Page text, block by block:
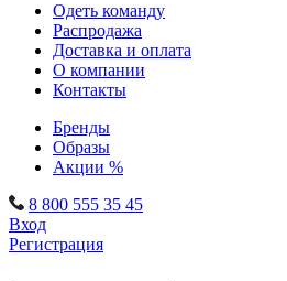
Одеть команду
Распродажа
Доставка и оплата
О компании
Контакты
Бренды
Образы
Акции %
8 800 555 35 45
Вход
Регистрация